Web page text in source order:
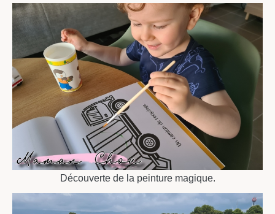
Découverte de la peinture magique.